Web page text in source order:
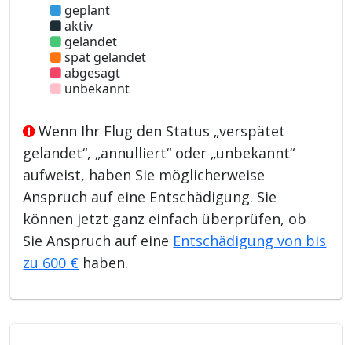
geplant
aktiv
gelandet
spät gelandet
abgesagt
unbekannt
Wenn Ihr Flug den Status „verspätet
gelandet“, „annulliert“ oder „unbekannt“
aufweist, haben Sie möglicherweise
Anspruch auf eine Entschädigung. Sie
können jetzt ganz einfach überprüfen, ob
Sie Anspruch auf eine Entschädigung von bis
zu 600 € haben.